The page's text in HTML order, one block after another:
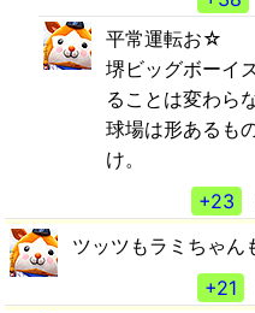
平常運転お☆
堺ビッグボーイ
ることは変わら
球場は形あるも
け。
+23
ツッツもラミちゃ
+21